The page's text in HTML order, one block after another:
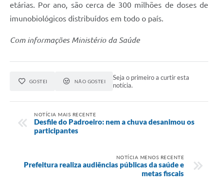
etárias. Por ano, são cerca de 300 milhões de doses de
imunobiológicos distribuídos em todo o país.
Com informações Ministério da Saúde
GOSTEI NÃO GOSTEI
Seja o primeiro a curtir esta
notícia.
NOTÍCIA MAIS RECENTE
Desfile do Padroeiro: nem a chuva desanimou os
participantes
NOTÍCIA MENOS RECENTE
Prefeitura realiza audiências públicas da saúde e
metas fiscais